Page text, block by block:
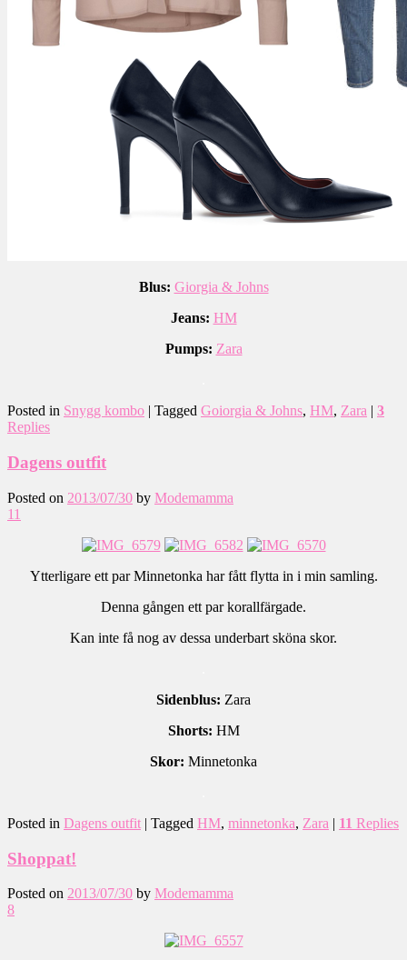
Blus: Giorgia & Johns
Jeans: HM
Pumps: Zara
Posted in Snygg kombo | Tagged Goiorgia & Johns, HM, Zara | 3
Replies
Dagens outfit
Posted on 2013/07/30 by Modemamma
11
Ytterligare ett par Minnetonka har fått flytta in i min samling.
Denna gången ett par korallfärgade.
Kan inte få nog av dessa underbart sköna skor.
Sidenblus: Zara
Shorts: HM
Skor: Minnetonka
Posted in Dagens outfit | Tagged HM, minnetonka, Zara | 11 Replies
Shoppat!
Posted on 2013/07/30 by Modemamma
8